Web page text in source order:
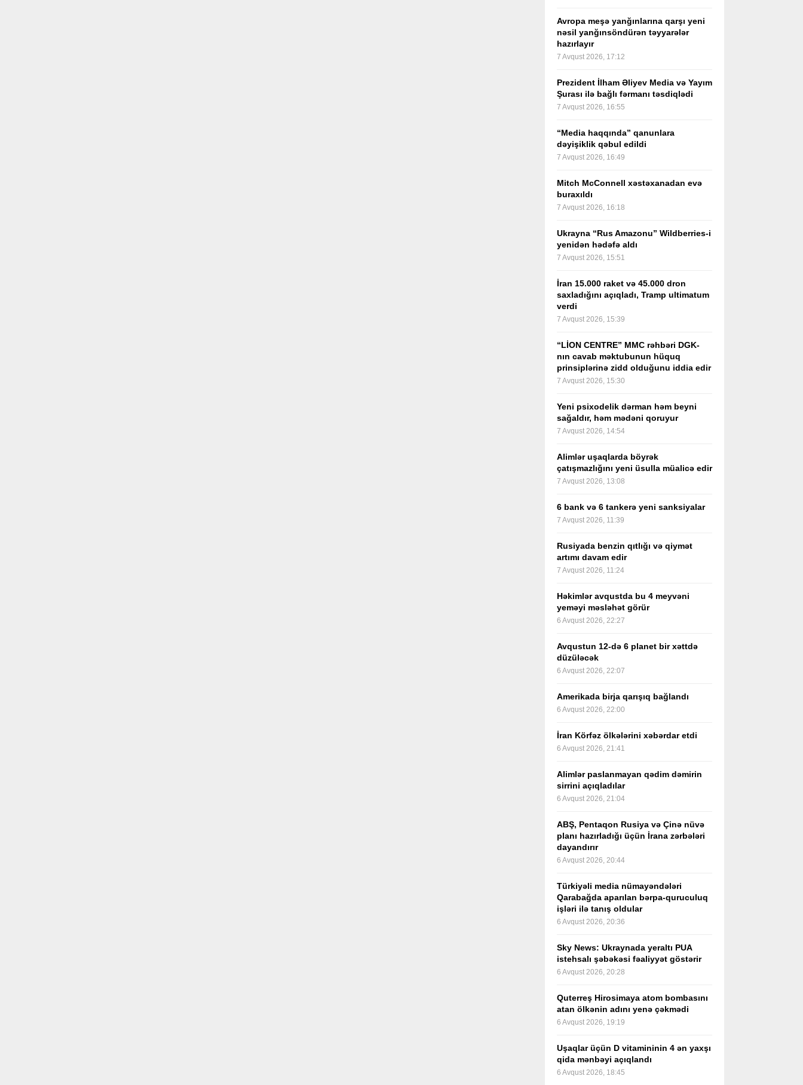
Avropa meşə yanğınlarına qarşı yeni
nəsil yanğınsöndürən təyyarələr
hazırlayır
7 Avqust 2026, 17:12
Prezident İlham Əliyev Media və Yayım
Şurası ilə bağlı fərmanı təsdiqlədi
7 Avqust 2026, 16:55
“Media haqqında” qanunlara
dəyişiklik qəbul edildi
7 Avqust 2026, 16:49
Mitch McConnell xəstəxanadan evə
buraxıldı
7 Avqust 2026, 16:18
Ukrayna “Rus Amazonu” Wildberries-i
yenidən hədəfə aldı
7 Avqust 2026, 15:51
İran 15.000 raket və 45.000 dron
saxladığını açıqladı, Tramp ultimatum
verdi
7 Avqust 2026, 15:39
“LİON CENTRE” MMC rəhbəri DGK-
nın cavab məktubunun hüquq
prinsiplərinə zidd olduğunu iddia edir
7 Avqust 2026, 15:30
Yeni psixodelik dərman həm beyni
sağaldır, həm mədəni qoruyur
7 Avqust 2026, 14:54
Alimlər uşaqlarda böyrək
çatışmazlığını yeni üsulla müalicə edir
7 Avqust 2026, 13:08
6 bank və 6 tankerə yeni sanksiyalar
7 Avqust 2026, 11:39
Rusiyada benzin qıtlığı və qiymət
artımı davam edir
7 Avqust 2026, 11:24
Həkimlər avqustda bu 4 meyvəni
yeməyi məsləhət görür
6 Avqust 2026, 22:27
Avqustun 12-də 6 planet bir xəttdə
düzüləcək
6 Avqust 2026, 22:07
Amerikada birja qarışıq bağlandı
6 Avqust 2026, 22:00
İran Körfəz ölkələrini xəbərdar etdi
6 Avqust 2026, 21:41
Alimlər paslanmayan qədim dəmirin
sirrini açıqladılar
6 Avqust 2026, 21:04
ABŞ, Pentaqon Rusiya və Çinə nüvə
planı hazırladığı üçün İrana zərbələri
dayandırır
6 Avqust 2026, 20:44
Türkiyəli media nümayəndələri
Qarabağda aparılan bərpa-quruculuq
işləri ilə tanış oldular
6 Avqust 2026, 20:36
Sky News: Ukraynada yeraltı PUA
istehsalı şəbəkəsi fəaliyyət göstərir
6 Avqust 2026, 20:28
Quterreş Hirosimaya atom bombasını
atan ölkənin adını yenə çəkmədi
6 Avqust 2026, 19:19
Uşaqlar üçün D vitamininin 4 ən yaxşı
qida mənbəyi açıqlandı
6 Avqust 2026, 18:45